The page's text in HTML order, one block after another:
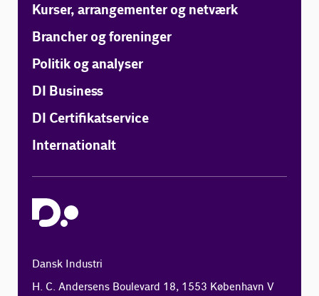
Kurser, arrangementer og netværk
Brancher og foreninger
Politik og analyser
DI Business
DI Certifikatservice
Internationalt
Dansk Industri
H. C. Andersens Boulevard 18, 1553 København V